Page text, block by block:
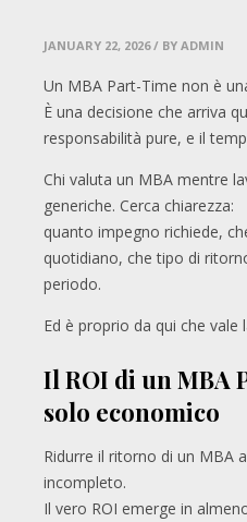
JANUARY 22, 2026 / BY ADMIN
Un MBA Part-Time non è
È una decisione che arriva
responsabilità pure, e il
Chi valuta un MBA mentre
generiche. Cerca chiarezza:
quanto impegno richiede,
quotidiano, che tipo di
periodo.
Ed è proprio da qui che vale
Il ROI di un MBA
solo economico
Ridurre il ritorno di un MBA
incompleto.
Il vero ROI emerge in